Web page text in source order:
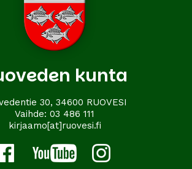
kunta
30, 34600 RUOVESI
Vaihde: 03 486 111
kirjaamo[at]ruovesi.fi